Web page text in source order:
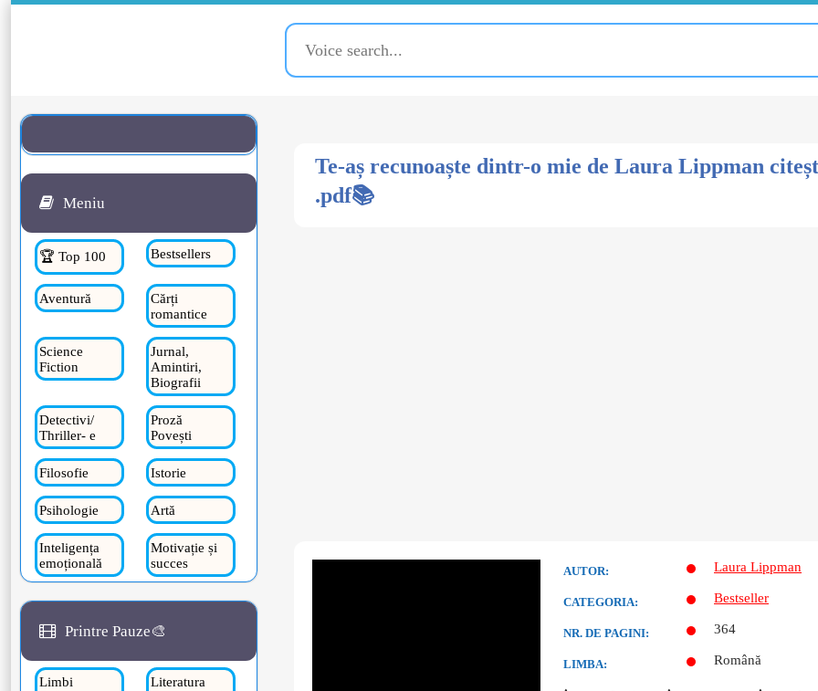
Te-aș recunoaște dintr-o mie de Laura Lippman
.pdf📚
AUTOR: Laura Lippman
CATEGORIA: Bestseller
NR. DE PAGINI: 364
LIMBA: Română
Meniu
🏆 Top 100 Bestsellers
Aventură
Cărți
romantice
Science
Fiction
Jurnal,
Amintiri,
Biografii
Detectivi/
Thriller- e
Proză
Povești
Filosofie Istorie
Psihologie Artă
Inteligența
emoțională
Motivație și
succes
Printre Pauze🎨
Limbi
Literatura